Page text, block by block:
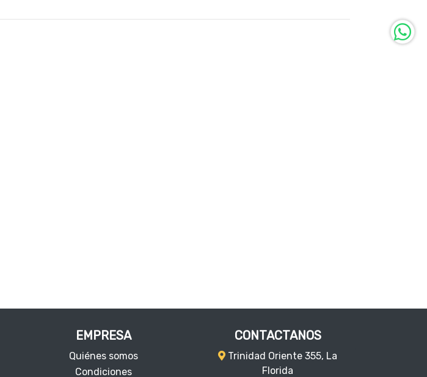
EMPRESA
Quiénes somos
Condiciones
CONTACTANOS
Trinidad Oriente 355, La
Florida